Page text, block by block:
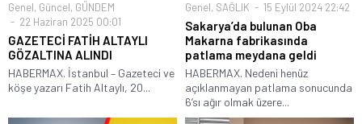
Genel, Güncel, GÜNDEM
22 Haziran 2025 00:01
GAZETECİ FATİH ALTAYLI
GÖZALTINA ALINDI
HABERMAX. İstanbul – Gazeteci ve
köşe yazarı Fatih Altaylı, 20...
Genel, SAĞLIK 15 Eylül 2024 22:42
Sakarya’da bulunan Oba
Makarna fabrikasında
patlama meydana geldi
HABERMAX. Nedeni henüz
açıklanmayan patlama sonucunda
6’sı ağır olmak üzere...